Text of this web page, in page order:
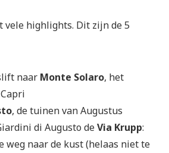
vele highlights. Dit zijn de 5
naar Monte Solaro, het
, de tuinen van Augustus
di Augusto deVia Krupp:
weg naar de kust (helaas niet te